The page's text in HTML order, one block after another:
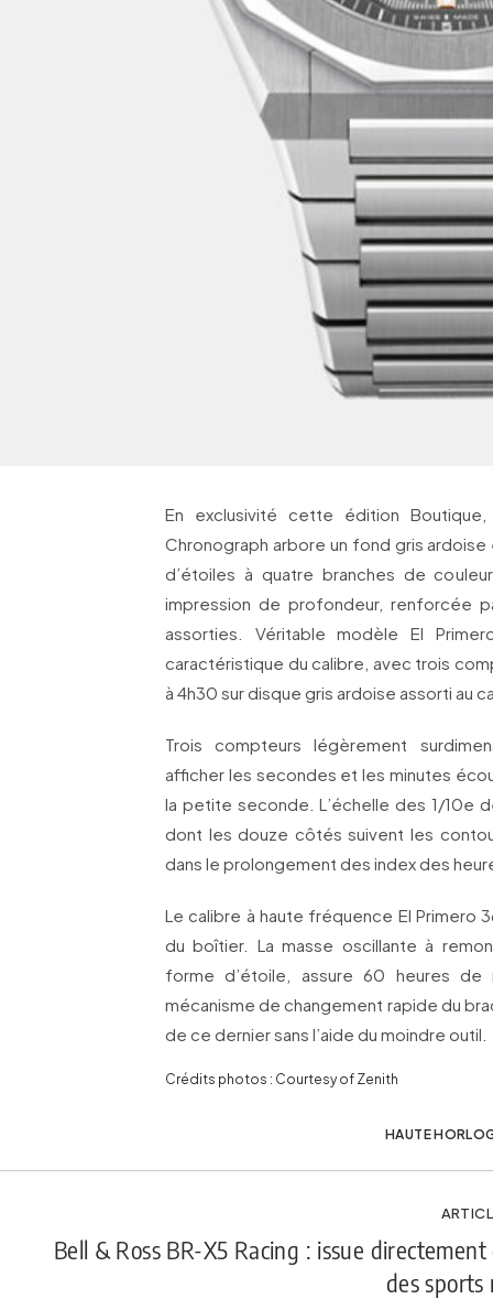
En exclusivité cette édition
Chronograph arbore un fond gris
d’étoiles à quatre branches de
impression de profondeur, renforcée
assorties. Véritable modèle El
caractéristique du calibre, avec trois
à 4h30 sur disque gris ardoise assorti au
Trois compteurs légèrement
afficher les secondes et les minutes
la petite seconde. L’échelle des 1/10e
dont les douze côtés suivent les
dans le prolongement des index des
Le calibre à haute fréquence El Primero
du boîtier. La masse oscillante à
forme d’étoile, assure 60 heures de
mécanisme de changement rapide du
de ce dernier sans l’aide du moindre outil.
Crédits photos : Courtesy of Zenith
HAUTE
Bell & Ross BR-X5 Racing : issue directement
des sports